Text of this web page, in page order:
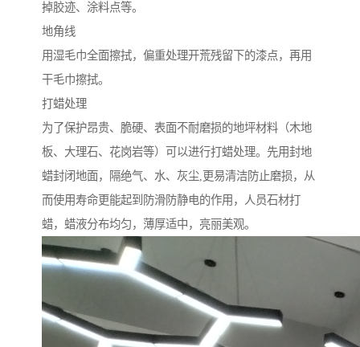
掉胶迹、涂料点等。
地角线
用湿毛巾全面擦拭，偏重处理开荒残留下的漆点，再用
干毛巾擦拭。
打蜡处理
为了保护昂贵、脆硬、表面不耐磨损的地坪材料（木地
板、大理石、花岗岩等）可以进行打蜡处理。先用封地
蜡封闭地面，隔绝气、水、灰尘,更易清洁防止磨损，从
而使用寿命更能起到防滑防静电的作用，人员石材打
蜡，蜡液分布均匀，薄厚适中，亮丽美观。